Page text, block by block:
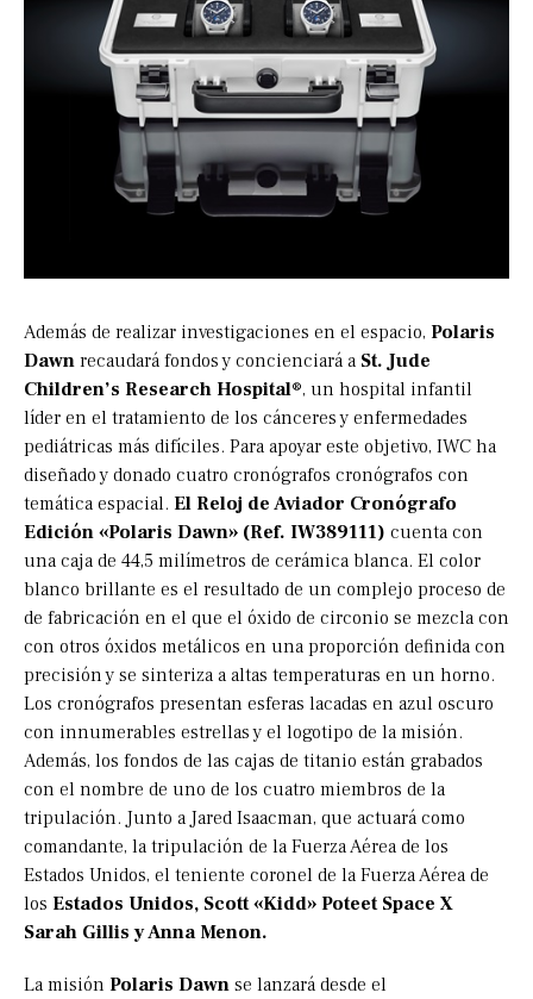
Además de realizar investigaciones en el espacio, Polaris
Dawn recaudará fondos y concienciará a St. Jude
Children’s Research Hospital®, un hospital infantil
líder en el tratamiento de los cánceres y enfermedades
pediátricas más difíciles. Para apoyar este objetivo, IWC ha
diseñado y donado cuatro cronógrafos cronógrafos con
temática espacial. El Reloj de Aviador Cronógrafo
Edición «Polaris Dawn» (Ref. IW389111) cuenta con
una caja de 44,5 milímetros de cerámica blanca. El color
blanco brillante es el resultado de un complejo proceso de
de fabricación en el que el óxido de circonio se mezcla con
con otros óxidos metálicos en una proporción definida con
precisión y se sinteriza a altas temperaturas en un horno.
Los cronógrafos presentan esferas lacadas en azul oscuro
con innumerables estrellas y el logotipo de la misión.
Además, los fondos de las cajas de titanio están grabados
con el nombre de uno de los cuatro miembros de la
tripulación. Junto a Jared Isaacman, que actuará como
comandante, la tripulación de la Fuerza Aérea de los
Estados Unidos, el teniente coronel de la Fuerza Aérea de
los Estados Unidos, Scott «Kidd» Poteet Space X
Sarah Gillis y Anna Menon.
La misión Polaris Dawn se lanzará desde el